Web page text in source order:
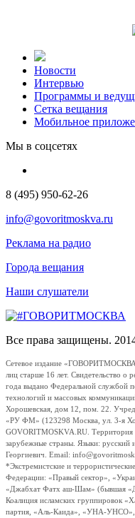
Новости
Интервью
Программы и
Сетка вещания
Мобильное
Мы в соцсетях
8 (495) 950-62-26
info@govoritmoskva.ru
Реклама на радио
Города вещания
Наши слушатели
Все права защищены.
Сетевое издание
лиц старше 16 лет. Свидетельство
года выдано Федеральной службой
технологий и массовых
Хорошевская, дом 12, пом. 22.
«РУ ФМ» (123298 Москва, ул. 3-я
GOVORITMOSKVA.RU. Территория
зарубежные страны. Языки: русский
Георгиевич. Email:
*Экстремистские и
Федерации: «Правый сектор»,
«Джабхат Фатх аш-Шам» (бывшая
Коалиция исламских группировок
партия, «Аль-Каида», «УНА-УНСО»,